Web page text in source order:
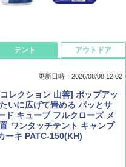
) 2026年 9 月号【特別付録:
"旅"財布 ランダム2種】
方 チェンマイ タイ北部の魅
2027 地球の歩き方D アジア
テント
更新日時：2026/08/08 12:02
レクション 山善] ポップアッ
いに広げて畳める パッとサ
ド キューブ フルクローズ メ
ワンタッチテント キャンプ
ーキ PATC-150(KH)
アウトドア